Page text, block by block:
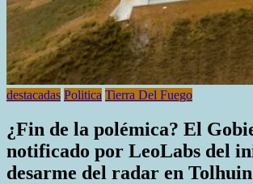
destacadas Politica Tierra Del Fuego
¿Fin de la polémica? El
notificado por LeoLabs del
desarme del radar en Tolhuin